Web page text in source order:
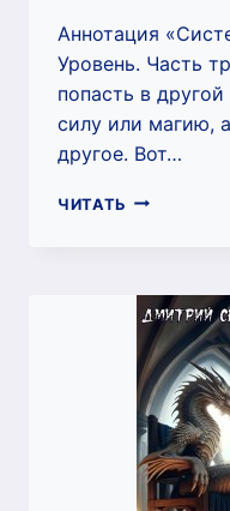
Аннотация
Уровень. Часть
попасть в
силу или магию,
другое. Вот…
ЧИТАТЬ СИСТЕМА
УРОВЕНЬ.
ЧАСТЬ
ТРЕТЬЯ.
(ДМИТРИЙ